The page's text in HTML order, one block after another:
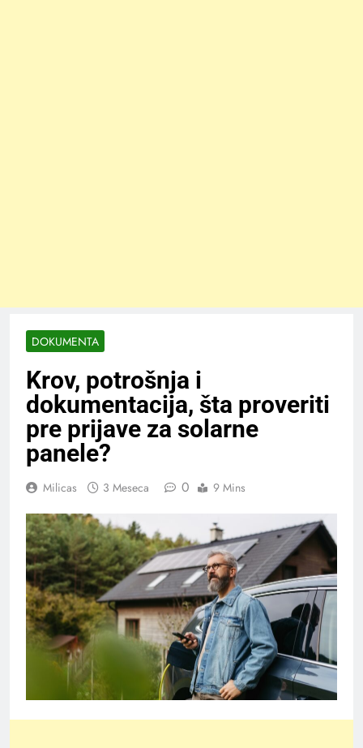
DOKUMENTA
Krov, potrošnja i
dokumentacija, šta proveriti
pre prijave za solarne
panele?
Milicas 3 Meseca 0 9 Mins